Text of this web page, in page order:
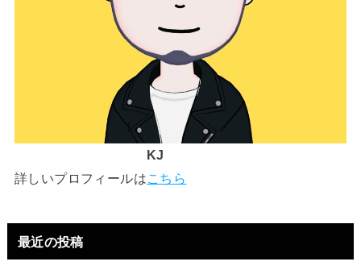
KJ
詳しいプロフィールはこちら
最近の投稿